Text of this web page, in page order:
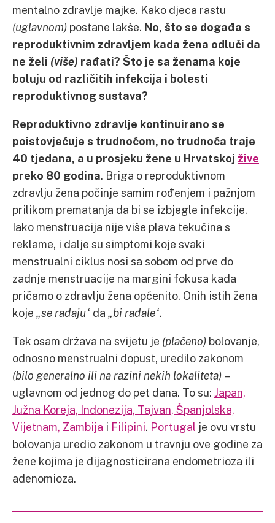
mentalno zdravlje majke. Kako djeca rastu
(uglavnom) postane lakše. No, što se događa s
reproduktivnim zdravljem kada žena odluči da
ne želi (više) rađati? Što je sa ženama koje
boluju od različitih infekcija i bolesti
reproduktivnog sustava?
Reproduktivno zdravlje kontinuirano se
poistovjećuje s trudnoćom, no trudnoća traje
40 tjedana, a u prosjeku žene u Hrvatskoj žive
preko 80 godina. Briga o reproduktivnom
zdravlju žena počinje samim rođenjem i pažnjom
prilikom prematanja da bi se izbjegle infekcije.
Iako menstruacija nije više plava tekućina s
reklame, i dalje su simptomi koje svaki
menstrualni ciklus nosi sa sobom od prve do
zadnje menstruacije na margini fokusa kada
pričamo o zdravlju žena općenito. Onih istih žena
koje „se rađaju“ da „bi rađale“.
Tek osam država na svijetu je (plaćeno) bolovanje,
odnosno menstrualni dopust, uredilo zakonom
(bilo generalno ili na razini nekih lokaliteta) –
uglavnom od jednog do pet dana. To su: Japan,
Južna Koreja, Indonezija, Tajvan, Španjolska,
Vijetnam, Zambija i Filipini. Portugal je ovu vrstu
bolovanja uredio zakonom u travnju ove godine za
žene kojima je dijagnosticirana endometrioza ili
adenomioza.